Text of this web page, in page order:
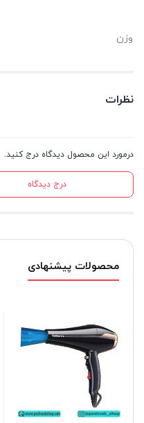
وزن
نظرات
درمورد این محصول دیدگاه درج کنید.
درج دیدگاه
محصولات پیشنهادی